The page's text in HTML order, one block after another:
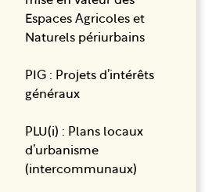
Espaces Agricoles et
Naturels périurbains
PIG : Projets d’intérêts
généraux
PLU(i) : Plans locaux
d’urbanisme
(intercommunaux)